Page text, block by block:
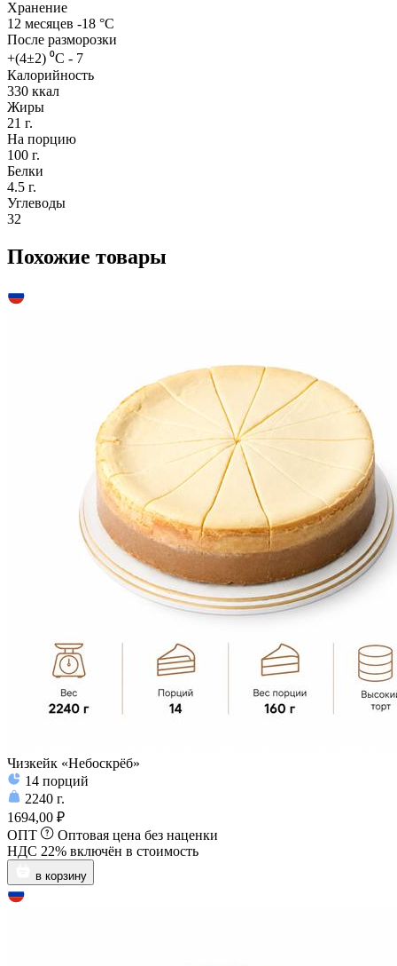
Хранение
12 месяцев -18 °С
После разморозки
+(4±2) ⁰С - 7
Калорийность
330 ккал
Жиры
21 г.
На порцию
100 г.
Белки
4.5 г.
Углеводы
32
Похожие товары
Чизкейк «Небоскрёб»
14 порций
2240 г.
1694,00 ₽
ОПТ
Оптовая цена без наценки
НДС 22% включён в стоимость
в корзину